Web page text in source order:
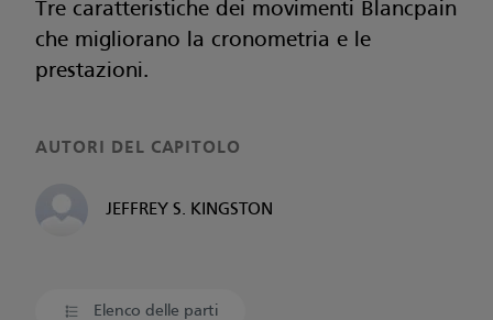
Tre caratteristiche dei movimenti Blancpain
che migliorano la cronometria e le
prestazioni.
AUTORI DEL CAPITOLO
JEFFREY S. KINGSTON
Elenco delle parti